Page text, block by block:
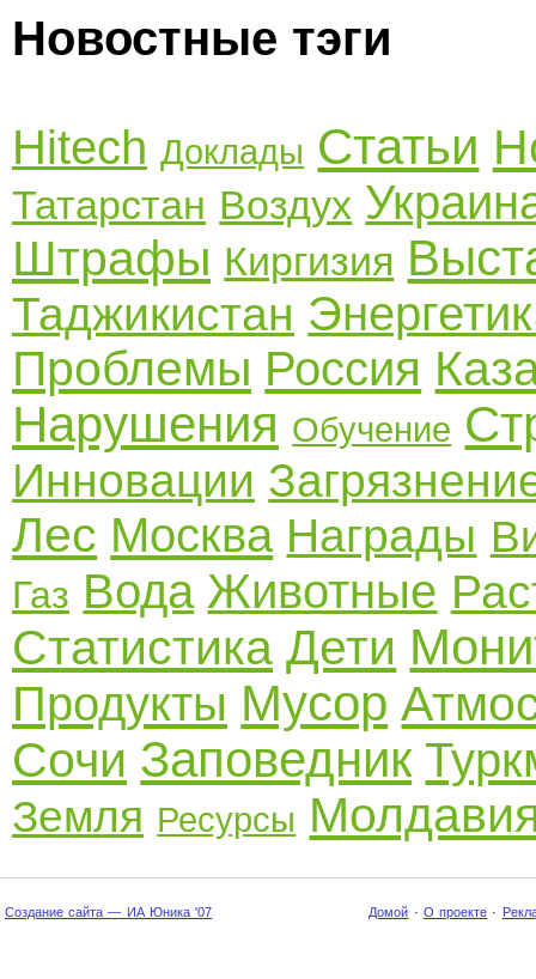
Новостные тэги
Hitech Доклады Статьи
Татарстан Воздух
Штрафы Киргизия
Таджикистан
Проблемы Россия
Нарушения Обучение
Инновации
Лес Москва Награды
Газ Вода Животные
Статистика Дети
Продукты Мусор
Сочи Заповедник
Земля Ресурсы
Создание сайта — ИА Юника '07 Домой · О проекте ·